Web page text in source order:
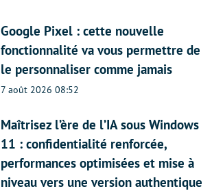
Google Pixel : cette nouvelle
fonctionnalité va vous permettre de
le personnaliser comme jamais
7 août 2026 08:52
Maîtrisez l’ère de l’IA sous Windows
11 : confidentialité renforcée,
performances optimisées et mise à
niveau vers une version authentique